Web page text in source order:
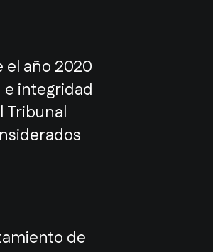
año 2020
e integridad
Tribunal
de